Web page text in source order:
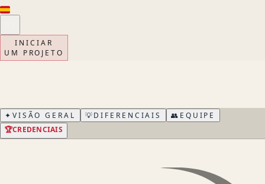
INICIAR
UM PROJETO
✦ VISÃO GERAL 💡DIFERENCIAIS 👥 EQUIPE
🏆CREDENCIAIS